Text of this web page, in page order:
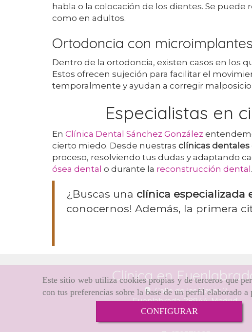
Este sitio web utiliza cookies propias y de terceros que
con tus preferencias sobre la base de un perfil elaborado
CONFIGURAR
habla o la colocación de los dientes. Se puede
como en adultos.
Ortodoncia con microimplantes
Dentro de la ortodoncia, existen casos en los
Estos ofrecen sujeción para facilitar el
temporalmente y ayudan a corregir
Especialistas en
En Clínica Dental Sánchez González
cierto miedo. Desde nuestras clínicas dentales
proceso, resolviendo tus dudas y adaptando
ósea dental o durante la reconstrucción dental .
¿Buscas una clínica especializada
conocernos! Además, la primera
Clínica en
Calle de las Navas 2
Fuenlabrada,28944,Madrid